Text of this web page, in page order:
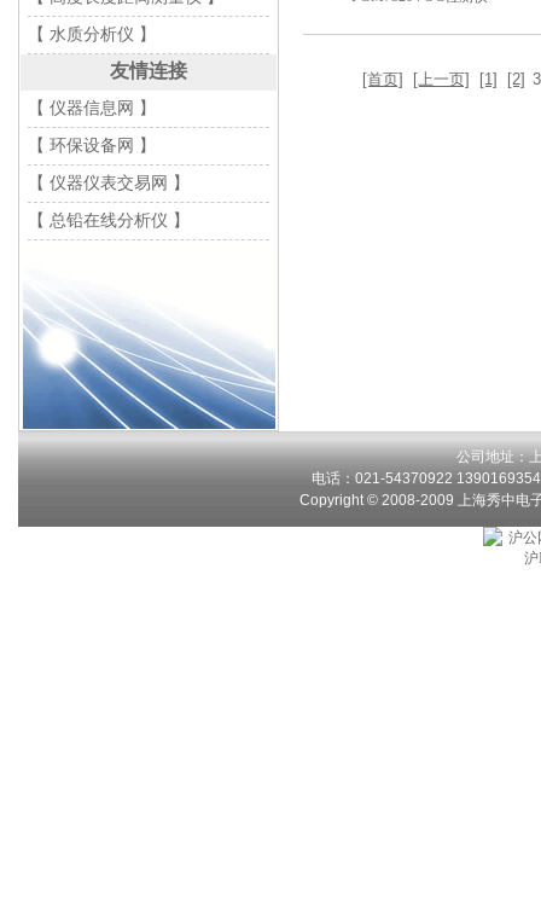
【 水质分析仪 】
友情连接
【 仪器信息网 】
【 环保设备网 】
【 仪器仪表交易网 】
【 总铅在线分析仪 】
[首页] [上一页] [1] [2]
公司地址：
电话：021-54370922
Copyright © 2008-2009 上海秀中电
沪公
沪